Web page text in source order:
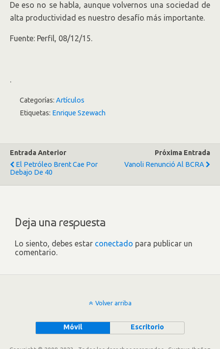
De eso no se habla, aunque volvernos una sociedad de
alta productividad es nuestro desafío más importante.
Fuente: Perfil, 08/12/15.
.
Categorías: Artículos
Etiquetas: Enrique Szewach
Entrada Anterior
El Petróleo Brent Cae Por
Debajo De 40
Próxima Entrada
Vanoli Renunció Al BCRA
Deja una respuesta
Lo siento, debes estar conectado para publicar un
comentario.
Volver arriba
Móvil Escritorio